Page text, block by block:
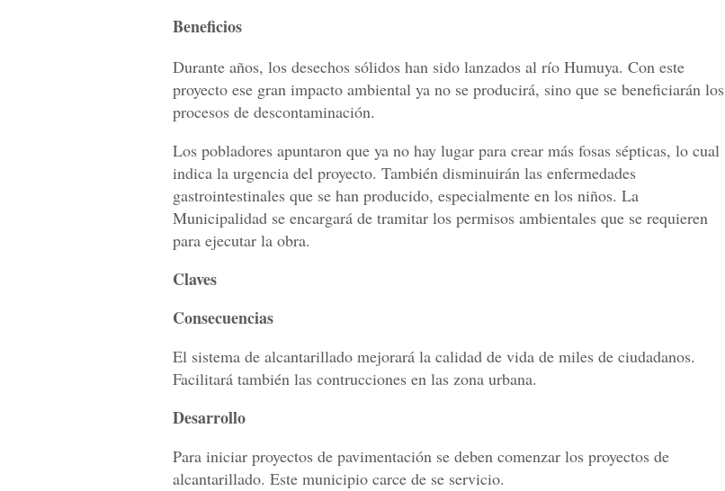
Beneficios
Durante años, los desechos sólidos han sido lanzados al río Humuya. Con este
proyecto ese gran impacto ambiental ya no se producirá, sino que se beneficiarán los
procesos de descontaminación.
Los pobladores apuntaron que ya no hay lugar para crear más fosas sépticas, lo cual
indica la urgencia del proyecto. También disminuirán las enfermedades
gastrointestinales que se han producido, especialmente en los niños. La
Municipalidad se encargará de tramitar los permisos ambientales que se requieren
para ejecutar la obra.
Claves
Consecuencias
El sistema de alcantarillado mejorará la calidad de vida de miles de ciudadanos.
Facilitará también las contrucciones en las zona urbana.
Desarrollo
Para iniciar proyectos de pavimentación se deben comenzar los proyectos de
alcantarillado. Este municipio carce de se servicio.